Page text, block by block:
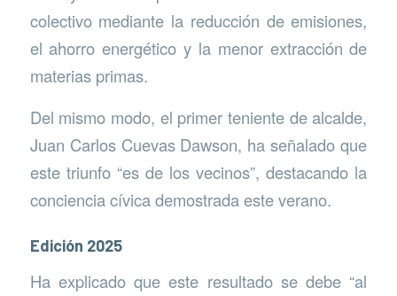
colectivo mediante la reducción de emisiones,
el ahorro energético y la menor extracción de
materias primas.
Del mismo modo, el primer teniente de alcalde,
Juan Carlos Cuevas Dawson, ha señalado que
este triunfo “es de los vecinos”, destacando la
conciencia cívica demostrada este verano.
Edición 2025
Ha explicado que este resultado se debe “al